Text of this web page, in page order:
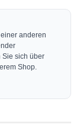
anderen
Sie sich über
Shop.